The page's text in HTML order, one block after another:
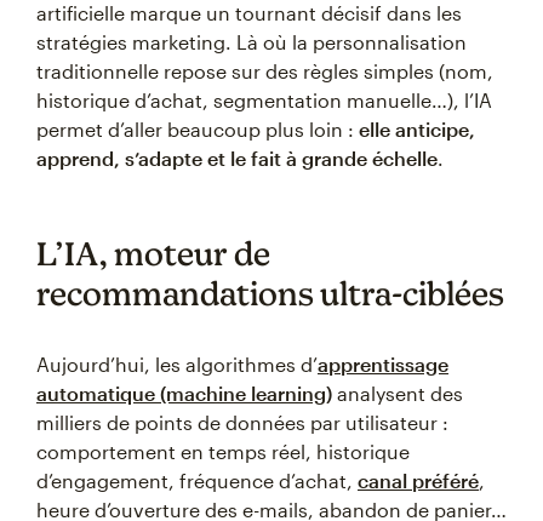
artificielle marque un tournant décisif dans les
stratégies marketing. Là où la personnalisation
traditionnelle repose sur des règles simples (nom,
historique d’achat, segmentation manuelle…), l’IA
permet d’aller beaucoup plus loin : elle anticipe,
apprend, s’adapte et le fait à grande échelle.
L’IA, moteur de
recommandations ultra-ciblées
Aujourd’hui, les algorithmes d’apprentissage
automatique (machine learning) analysent des
milliers de points de données par utilisateur :
comportement en temps réel, historique
d’engagement, fréquence d’achat, canal préféré,
heure d’ouverture des e-mails, abandon de panier…